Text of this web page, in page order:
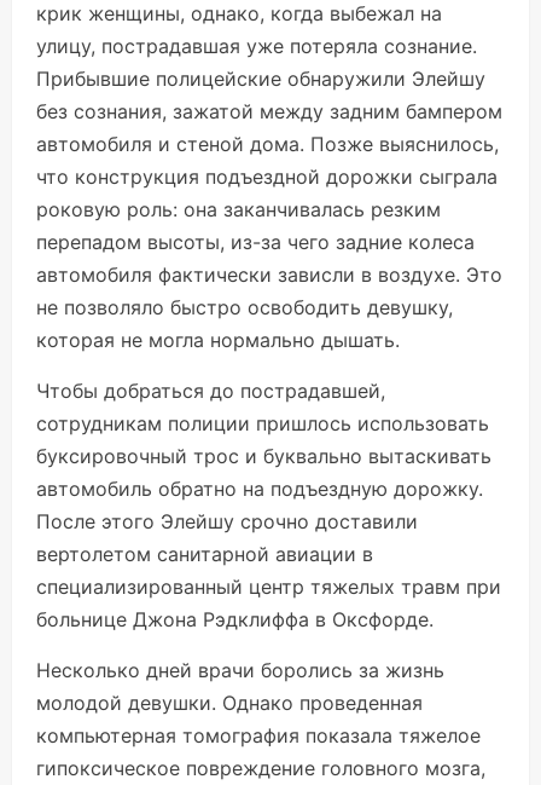
крик женщины, однако, когда выбежал на
улицу, пострадавшая уже потеряла сознание.
Прибывшие полицейские обнаружили Элейшу
без сознания, зажатой между задним бампером
автомобиля и стеной дома. Позже выяснилось,
что конструкция подъездной дорожки сыграла
роковую роль: она заканчивалась резким
перепадом высоты, из-за чего задние колеса
автомобиля фактически зависли в воздухе. Это
не позволяло быстро освободить девушку,
которая не могла нормально дышать.
Чтобы добраться до пострадавшей,
сотрудникам полиции пришлось использовать
буксировочный трос и буквально вытаскивать
автомобиль обратно на подъездную дорожку.
После этого Элейшу срочно доставили
вертолетом санитарной авиации в
специализированный центр тяжелых травм при
больнице Джона Рэдклиффа в Оксфорде.
Несколько дней врачи боролись за жизнь
молодой девушки. Однако проведенная
компьютерная томография показала тяжелое
гипоксическое повреждение головного мозга,